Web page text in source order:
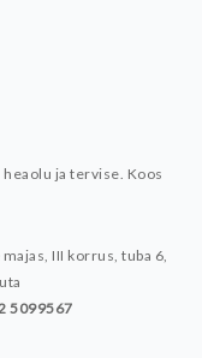
ja tervise. Koos
III korrus, tuba 6,
5099567